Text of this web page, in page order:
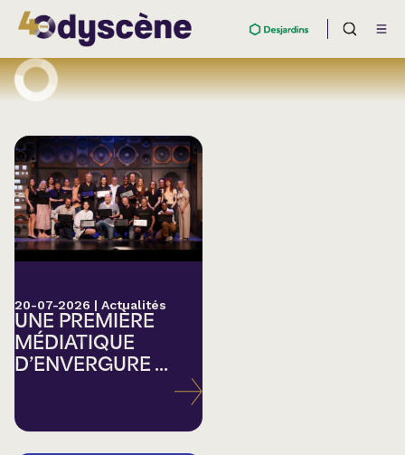
20-07-2026 | Actualités
UNE PREMIÈRE
MÉDIATIQUE
D’ENVERGURE ...